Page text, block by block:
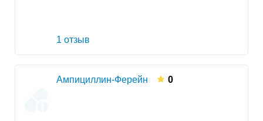
1 отзыв
Ампициллин-Ферейн 0